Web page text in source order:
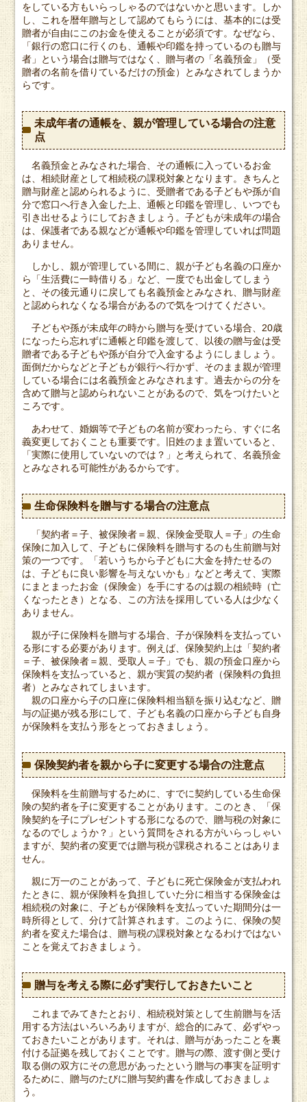
をしている方もいらっしゃるのではないかと思います。しか
し、これを暦年贈与として認めてもらうには、基本的には受
贈者が自由にこのお金を使えることが必須です。なぜなら、
「銀行の窓口に行くのも、通帳や印鑑を持っているのも贈与
者」という場合は贈与ではなく、贈与者の「名義預金」（受
贈者の名前を借りているだけの預金）とみなされてしまうか
らです。
未成年者の通帳を、親が管理している場合の注意
点
名義預金とみなされた場合、その通帳に入っているお金
は、相続財産として相続税の課税対象となります。きちんと
贈与財産と認められるように、受贈者である子どもや孫が自
分で窓口へ行き入金した上、通帳と印鑑を管理し、いつでも
引き出せるようにしておきましょう。子どもが未成年の場合
は、保護者である親などが通帳や印鑑を管理していれば問題
ありません。
しかし、親が管理している間に、親が子ども名義の口座か
ら「生活費に一時借りる」など、一度でも出金してしまう
と、その後元通りに戻しても名義預金とみなされ、贈与財産
と認められなくなる場合があるので気をつけてください。
子どもや孫が未成年の時から贈与を受けている場合、20歳
になったら忘れずに通帳と印鑑を渡して、以後の贈与金は受
贈者である子どもや孫が自分で入金するようにしましょう。
面倒だからなどと子どもが銀行へ行かず、そのまま親が管理
している場合には名義預金とみなされます。過去からの分を
含めて贈与と認められないことがあるので、気をつけたいと
ころです。
あわせて、婚姻等で子どもの名前が変わったら、すぐに名
義変更しておくことも重要です。旧姓のまま置いていると、
「実際に使用していないのでは？」と考えられて、名義預金
とみなされる可能性があるからです。
生命保険料を贈与する場合の注意点
「契約者＝子、被保険者＝親、保険金受取人＝子」の生命
保険に加入して、子どもに保険料を贈与するのも生前贈与対
策の一つです。「若いうちから子どもに大金を持たせるの
は、子どもに良い影響を与えないかも」などと考えて、実際
にまとまったお金（保険金）を手にするのは親の相続時（亡
くなったとき）となる、この方法を採用している人は少なく
ありません。
親が子に保険料を贈与する場合、子が保険料を支払ってい
る形にする必要があります。例えば、保険契約上は「契約者
＝子、被保険者＝親、受取人＝子」でも、親の預金口座から
保険料を支払っていると、親が実質の契約者（保険料の負担
者）とみなされてしまいます。
親の口座から子の口座に保険料相当額を振り込むなど、贈
与の証拠が残る形にして、子ども名義の口座から子ども自身
が保険料を支払う形をとっておきましょう。
保険契約者を親から子に変更する場合の注意点
保険料を生前贈与するために、すでに契約している生命保
険の契約者を子に変更することがあります。このとき、「保
険契約を子にプレゼントする形になるので、贈与税の対象に
なるのでしょうか？」という質問をされる方がいらっしゃい
ますが、契約者の変更では贈与税が課税されることはありま
せん。
親に万一のことがあって、子どもに死亡保険金が支払われ
たときに、親が保険料を負担していた分に相当する保険金は
相続税の対象に、子どもが保険料を支払っていた期間分は一
時所得として、分けて計算されます。このように、保険の契
約者を変えた場合は、贈与税の課税対象となるわけではない
ことを覚えておきましょう。
贈与を考える際に必ず実行しておきたいこと
これまでみてきたとおり、相続税対策として生前贈与を活
用する方法はいろいろありますが、総合的にみて、必ずやっ
ておきたいことがあります。それは、贈与があったことを裏
付ける証拠を残しておくことです。贈与の際、渡す側と受け
取る側の双方にその意思があったという贈与の事実を証明す
るために、贈与のたびに贈与契約書を作成しておきましょ
う。